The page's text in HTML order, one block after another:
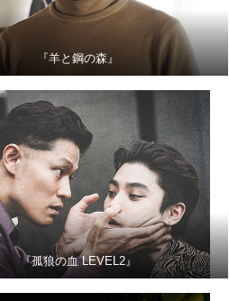
『羊と鋼の森』
『孤狼の血 LEVEL2』